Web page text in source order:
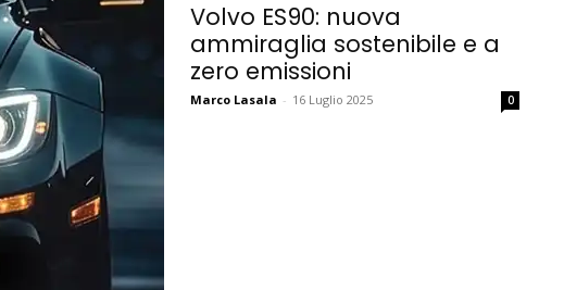
Volvo ES90: nuova
ammiraglia sostenibile e a
zero emissioni
Marco Lasala - 16 Luglio 2025 0